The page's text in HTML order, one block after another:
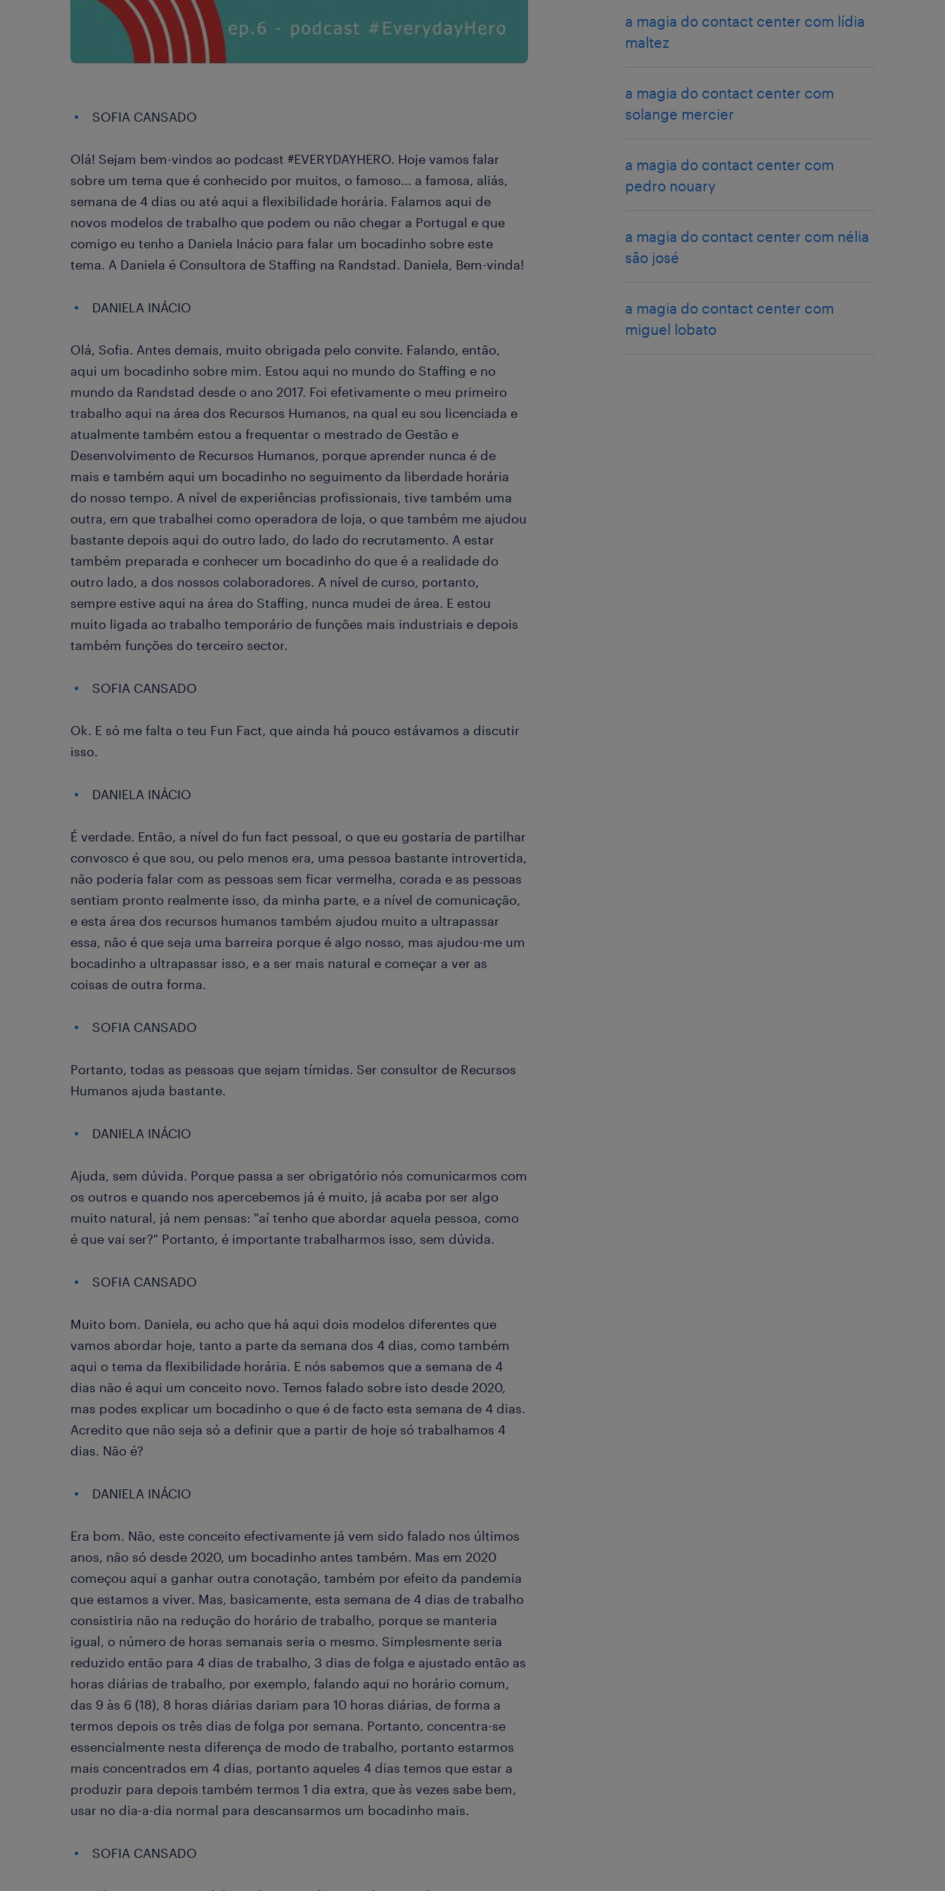
SOFIA CANSADO
Olá! Sejam bem-vindos ao podcast #EVERYDAYHERO. Hoje vamos falar
sobre um tema que é conhecido por muitos, o famoso... a famosa, aliás,
semana de 4 dias ou até aqui a flexibilidade horária. Falamos aqui de
novos modelos de trabalho que podem ou não chegar a Portugal e que
comigo eu tenho a Daniela Inácio para falar um bocadinho sobre este
tema. A Daniela é Consultora de Staffing na Randstad. Daniela, Bem-vinda!
DANIELA INÁCIO
Olá, Sofia. Antes demais, muito obrigada pelo convite. Falando, então,
aqui um bocadinho sobre mim. Estou aqui no mundo do Staffing e no
mundo da Randstad desde o ano 2017. Foi efetivamente o meu primeiro
trabalho aqui na área dos Recursos Humanos, na qual eu sou licenciada e
atualmente também estou a frequentar o mestrado de Gestão e
Desenvolvimento de Recursos Humanos, porque aprender nunca é de
mais e também aqui um bocadinho no seguimento da liberdade horária
do nosso tempo. A nível de experiências profissionais, tive também uma
outra, em que trabalhei como operadora de loja, o que também me ajudou
bastante depois aqui do outro lado, do lado do recrutamento. A estar
também preparada e conhecer um bocadinho do que é a realidade do
outro lado, a dos nossos colaboradores. A nível de curso, portanto,
sempre estive aqui na área do Staffing, nunca mudei de área. E estou
muito ligada ao trabalho temporário de funções mais industriais e depois
também funções do terceiro sector.
SOFIA CANSADO
Ok. E só me falta o teu Fun Fact, que ainda há pouco estávamos a discutir
isso.
DANIELA INÁCIO
É verdade. Então, a nível do fun fact pessoal, o que eu gostaria de partilhar
convosco é que sou, ou pelo menos era, uma pessoa bastante introvertida,
não poderia falar com as pessoas sem ficar vermelha, corada e as pessoas
sentiam pronto realmente isso, da minha parte, e a nível de comunicação,
e esta área dos recursos humanos também ajudou muito a ultrapassar
essa, não é que seja uma barreira porque é algo nosso, mas ajudou-me um
bocadinho a ultrapassar isso, e a ser mais natural e começar a ver as
coisas de outra forma.
SOFIA CANSADO
Portanto, todas as pessoas que sejam tímidas. Ser consultor de Recursos
Humanos ajuda bastante.
DANIELA INÁCIO
Ajuda, sem dúvida. Porque passa a ser obrigatório nós comunicarmos com
os outros e quando nos apercebemos já é muito, já acaba por ser algo
muito natural, já nem pensas: "aí tenho que abordar aquela pessoa, como
é que vai ser?" Portanto, é importante trabalharmos isso, sem dúvida.
SOFIA CANSADO
Muito bom. Daniela, eu acho que há aqui dois modelos diferentes que
vamos abordar hoje, tanto a parte da semana dos 4 dias, como também
aqui o tema da flexibilidade horária. E nós sabemos que a semana de 4
dias não é aqui um conceito novo. Temos falado sobre isto desde 2020,
mas podes explicar um bocadinho o que é de facto esta semana de 4 dias.
Acredito que não seja só a definir que a partir de hoje só trabalhamos 4
dias. Não é?
DANIELA INÁCIO
Era bom. Não, este conceito efectivamente já vem sido falado nos últimos
anos, não só desde 2020, um bocadinho antes também. Mas em 2020
começou aqui a ganhar outra conotação, também por efeito da pandemia
que estamos a viver. Mas, basicamente, esta semana de 4 dias de trabalho
consistiria não na redução do horário de trabalho, porque se manteria
igual, o número de horas semanais seria o mesmo. Simplesmente seria
reduzido então para 4 dias de trabalho, 3 dias de folga e ajustado então as
horas diárias de trabalho, por exemplo, falando aqui no horário comum,
das 9 às 6 (18), 8 horas diárias dariam para 10 horas diárias, de forma a
termos depois os três dias de folga por semana. Portanto, concentra-se
essencialmente nesta diferença de modo de trabalho, portanto estarmos
mais concentrados em 4 dias, portanto aqueles 4 dias temos que estar a
produzir para depois também termos 1 dia extra, que às vezes sabe bem,
usar no dia-a-dia normal para descansarmos um bocadinho mais.
SOFIA CANSADO
a magia do contact center com lídia
maltez
a magia do contact center com
solange mercier
a magia do contact center com
pedro nouary
a magia do contact center com nélia
são josé
a magia do contact center com
miguel lobato